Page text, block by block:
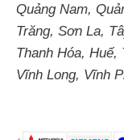
Quảng Nam,
Trăng, Sơn La,
Thanh Hóa, Huế,
Vĩnh Long, Vĩnh